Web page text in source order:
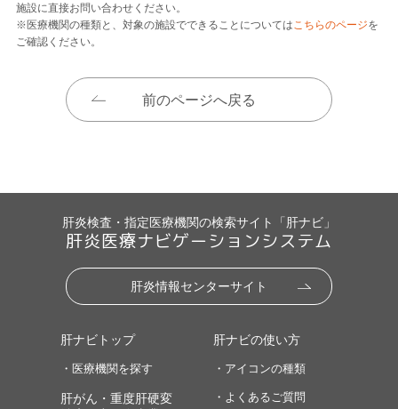
施設に直接お問い合わせください。
※医療機関の種類と、対象の施設でできることについてはこちらのページを
ご確認ください。
前のページへ戻る
肝炎検査・指定医療機関の検索サイト「肝ナビ」
肝炎医療ナビゲーションシステム
肝炎情報センターサイト
肝ナビトップ
・医療機関を探す
肝がん・重度肝硬変
肝ナビの使い方
・アイコンの種類
・よくあるご質問